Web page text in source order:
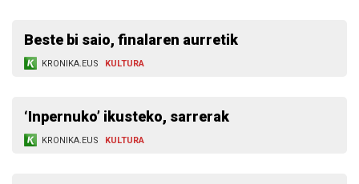
Beste bi saio, finalaren aurretik
KRONIKA.EUS KULTURA
‘Inpernuko’ ikusteko, sarrerak
KRONIKA.EUS KULTURA